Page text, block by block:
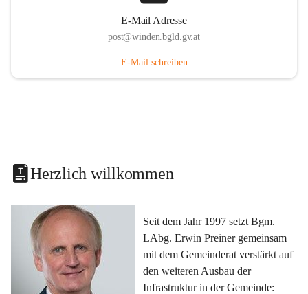
E-Mail Adresse
post@winden.bgld.gv.at
E-Mail schreiben
Herzlich willkommen
Seit dem Jahr 1997 setzt Bgm.
LAbg. Erwin Preiner gemeinsam
mit dem Gemeinderat verstärkt auf
den weiteren Ausbau der
Infrastruktur in der Gemeinde: